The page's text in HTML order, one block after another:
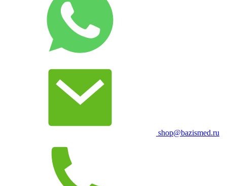
shop@bazismed.ru